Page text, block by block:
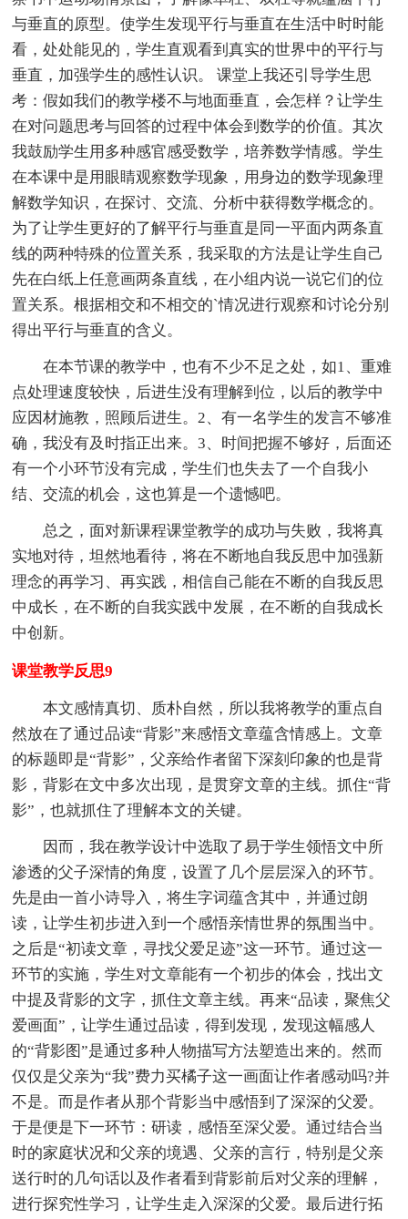
与垂直的原型。使学生发现平行与垂直在生活中时时能
看，处处能见的，学生直观看到真实的世界中的平行与
垂直，加强学生的感性认识。 课堂上我还引导学生思
考：假如我们的教学楼不与地面垂直，会怎样？让学生
在对问题思考与回答的过程中体会到数学的价值。其次
我鼓励学生用多种感官感受数学，培养数学情感。学生
在本课中是用眼睛观察数学现象，用身边的数学现象理
解数学知识，在探讨、交流、分析中获得数学概念的。
为了让学生更好的了解平行与垂直是同一平面内两条直
线的两种特殊的位置关系，我采取的方法是让学生自己
先在白纸上任意画两条直线，在小组内说一说它们的位
置关系。根据相交和不相交的`情况进行观察和讨论分别
得出平行与垂直的含义。
在本节课的教学中，也有不少不足之处，如1、重难
点处理速度较快，后进生没有理解到位，以后的教学中
应因材施教，照顾后进生。2、有一名学生的发言不够准
确，我没有及时指正出来。3、时间把握不够好，后面还
有一个小环节没有完成，学生们也失去了一个自我小
结、交流的机会，这也算是一个遗憾吧。
总之，面对新课程课堂教学的成功与失败，我将真
实地对待，坦然地看待，将在不断地自我反思中加强新
理念的再学习、再实践，相信自己能在不断的自我反思
中成长，在不断的自我实践中发展，在不断的自我成长
中创新。
课堂教学反思9
本文感情真切、质朴自然，所以我将教学的重点自
然放在了通过品读“背影”来感悟文章蕴含情感上。文章
的标题即是“背影”，父亲给作者留下深刻印象的也是背
影，背影在文中多次出现，是贯穿文章的主线。抓住“背
影”，也就抓住了理解本文的关键。
因而，我在教学设计中选取了易于学生领悟文中所
渗透的父子深情的角度，设置了几个层层深入的环节。
先是由一首小诗导入，将生字词蕴含其中，并通过朗
读，让学生初步进入到一个感悟亲情世界的氛围当中。
之后是“初读文章，寻找父爱足迹”这一环节。通过这一
环节的实施，学生对文章能有一个初步的体会，找出文
中提及背影的文字，抓住文章主线。再来“品读，聚焦父
爱画面”，让学生通过品读，得到发现，发现这幅感人
的“背影图”是通过多种人物描写方法塑造出来的。然而
仅仅是父亲为“我”费力买橘子这一画面让作者感动吗?并
不是。而是作者从那个背影当中感悟到了深深的父爱。
于是便是下一环节：研读，感悟至深父爱。通过结合当
时的家庭状况和父亲的境遇、父亲的言行，特别是父亲
送行时的几句话以及作者看到背影前后对父亲的理解，
进行探究性学习，让学生走入深深的父爱。最后进行拓